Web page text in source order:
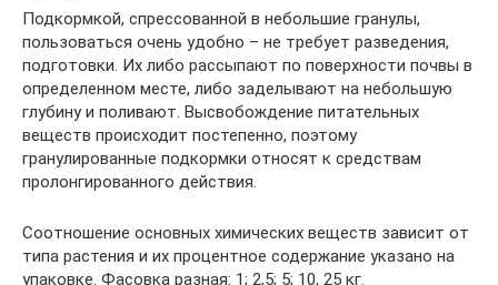
Подкормкой, спрессованной в небольшие гранулы,
пользоваться очень удобно – не требует разведения,
подготовки. Их либо рассыпают по поверхности почвы в
определенном месте, либо заделывают на небольшую
глубину и поливают. Высвобождение питательных
веществ происходит постепенно, поэтому
гранулированные подкормки относят к средствам
пролонгированного действия.
Соотношение основных химических веществ зависит от
типа растения и их процентное содержание указано на
упаковке. Фасовка разная: 1; 2,5; 5; 10, 25 кг.